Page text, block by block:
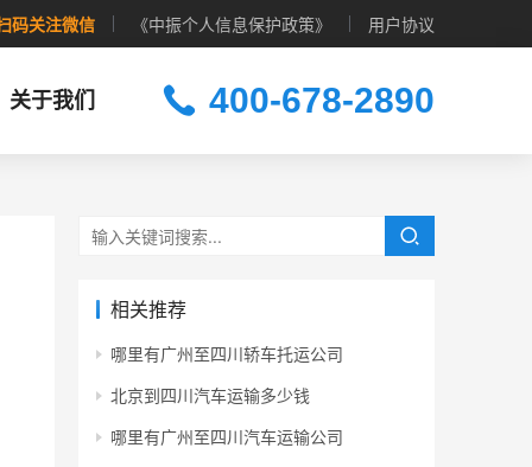
码关注微信 《中振个人信息保护政策》 用户协议
关于我们 400-678-2890
相关推荐
哪里有广州至四川轿车托运公司
北京到四川汽车运输多少钱
哪里有广州至四川汽车运输公司